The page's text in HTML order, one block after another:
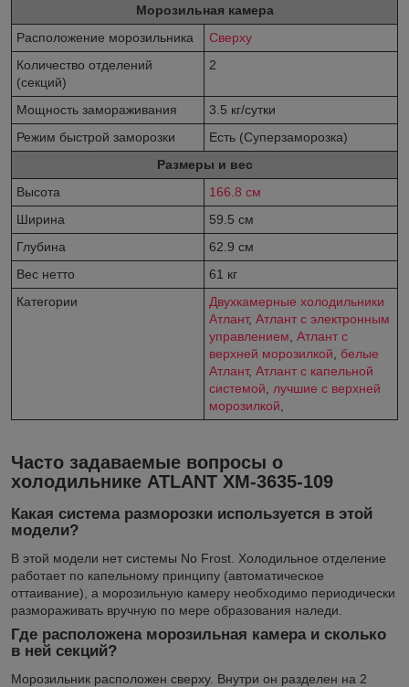
Морозильная камера
Расположение морозильника
Сверху
Количество отделений
(секций)
2
Мощность замораживания
3.5 кг/сутки
Режим быстрой заморозки
Есть (Суперзаморозка)
Размеры и вес
Высота
166.8 см
Ширина
59.5 см
Глубина
62.9 см
Вес нетто
61 кг
Категории
Двухкамерные холодильники
Атлант, Атлант с электронным
управлением Атлант с
верхней морозилкой
белые
Атлант, Атлант с капельной
системой
лучшие с верхней
морозилкой
Часто задаваемые вопросы о
холодильнике ATLANT ХМ-3635-109
Какая система разморозки используется в этой
модели?
В этой модели нет системы No Frost. Холодильное отделение
работает по капельному принципу (автоматическое
оттаивание), а морозильную камеру необходимо периодически
размораживать вручную по мере образования наледи.
Где расположена морозильная камера и сколько
в ней секций?
Морозильник расположен сверху. Внутри он разделен на 2